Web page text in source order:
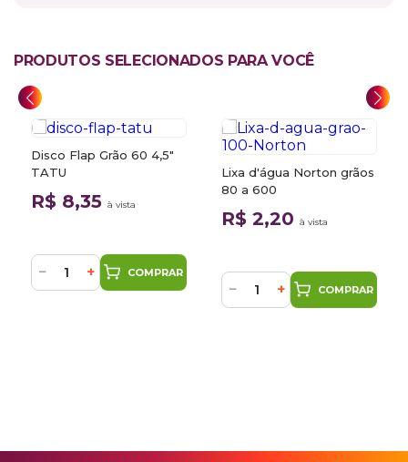
PRODUTOS SELECIONADOS PARA VOCÊ
Disco Flap Grão 60 4,5"
TATU
R$ 8,35 à vista
− + COMPRAR
Lixa d'água Norton grãos
80 a 600
R$ 2,20 à vista
− + COMPRAR